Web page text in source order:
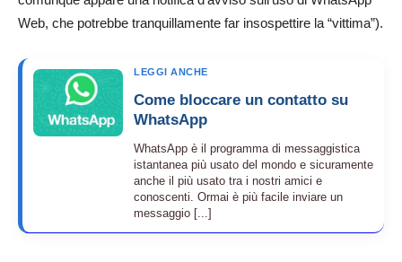
Web, che potrebbe tranquillamente far insospettire la “vittima”).
LEGGI ANCHE
Come bloccare un contatto su
WhatsApp
WhatsApp è il programma di messaggistica
istantanea più usato del mondo e sicuramente
anche il più usato tra i nostri amici e
conoscenti. Ormai è più facile inviare un
messaggio [...]